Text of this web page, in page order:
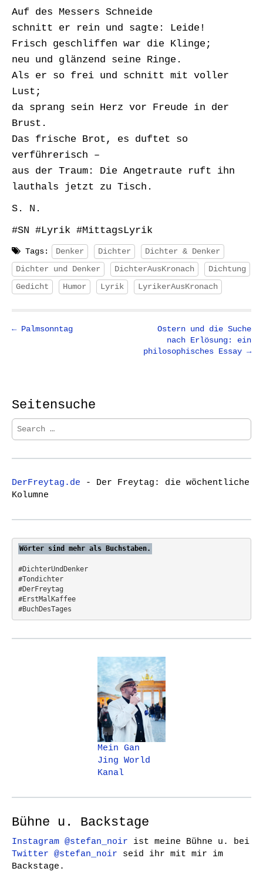
Auf des Messers Schneide
schnitt er rein und sagte: Leide!
Frisch geschliffen war die Klinge;
neu und glänzend seine Ringe.
Als er so frei und schnitt mit voller
Lust;
da sprang sein Herz vor Freude in der
Brust.
Das frische Brot, es duftet so
verführerisch –
aus der Traum: Die Angetraute ruft ihn
lauthals jetzt zu Tisch.
S. N.
#SN #Lyrik #MittagsLyrik
Tags: Denker Dichter
Dichter & Denker
Dichter und Denker
DichterAusKronach
Dichtung
Gedicht
Humor Lyrik LyrikerAusKronach
P
a
v
i
t
i
← Palmsonntag
Ostern und die Suche
nach Erlösung: ein
philosophisches Essay →
Seitensuche
S
e
r
h
f
r
DerFreytag.de - Der Freytag: die wöchentliche
Kolumne
Wörter sind mehr als Buchstaben.
#DichterUndDenker
#Tondichter
#DerFreytag
#ErstMalKaffee
#BuchDesTages
Mein Gan
Jing World
Kanal
Bühne u. Backstage
Instagram @stefan_noir ist meine Bühne u. bei
Twitter @stefan_noir seid ihr mit mir im
Backstage.